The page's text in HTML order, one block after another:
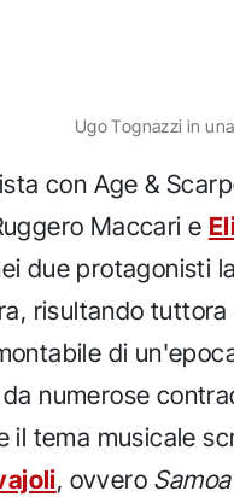
Ugo Tognazzi in
con Age &
Maccari e
due protagonisti
risultando tuttora
di
numerose
il tema musicale
, ovvero